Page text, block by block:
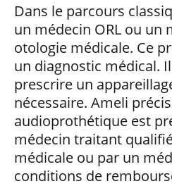
Dans le parcours
un médecin ORL ou un
otologie médicale. Ce
un diagnostic médical.
prescrire un
nécessaire. Ameli
audioprothétique est
médecin traitant
médicale ou par un
conditions de